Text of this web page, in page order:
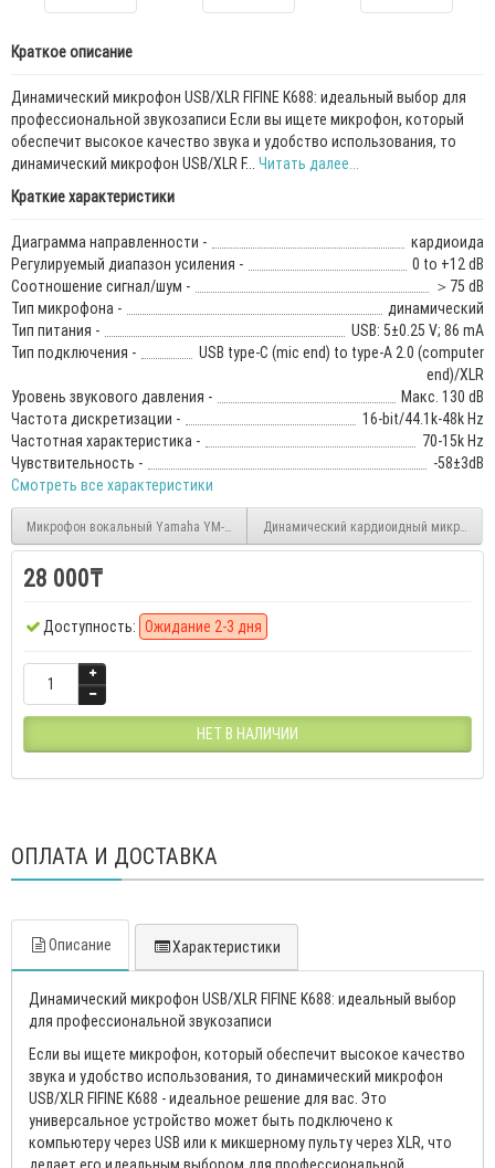
Краткое описание
Динамический микрофон USB/XLR FIFINE K688: идеальный выбор для
профессиональной звукозаписи Если вы ищете микрофон, который
обеспечит высокое качество звука и удобство использования, то
динамический микрофон USB/XLR F... Читать далее...
Краткие характеристики
Диаграмма направленности -
кардиоида
Регулируемый диапазон усиления -
0 to +12 dB
Соотношение сигнал/шум -
＞75 dB
Тип микрофона -
динамический
Тип питания -
USB: 5±0.25 V; 86 mA
Тип подключения -
USB type-C (mic end) to type-A 2.0 (computer
end)/XLR
Уровень звукового давления -
Макс. 130 dB
Частота дискретизации -
16-bit/44.1k-48k Hz
Частотная характеристика -
70-15k Hz
Чувствительность -
-58±3dB
Смотреть все характеристики
Микрофон вокальный Yamaha YM-9002 Динамический кардиоидный микрофон
28 000₸
Доступность: Ожидание 2-3 дня
НЕТ В НАЛИЧИИ
ОПЛАТА И ДОСТАВКА
Описание Характеристики
Динамический микрофон USB/XLR FIFINE K688: идеальный выбор
для профессиональной звукозаписи
Если вы ищете микрофон, который обеспечит высокое качество
звука и удобство использования, то динамический микрофон
USB/XLR FIFINE K688 - идеальное решение для вас. Это
универсальное устройство может быть подключено к
компьютеру через USB или к микшерному пульту через XLR, что